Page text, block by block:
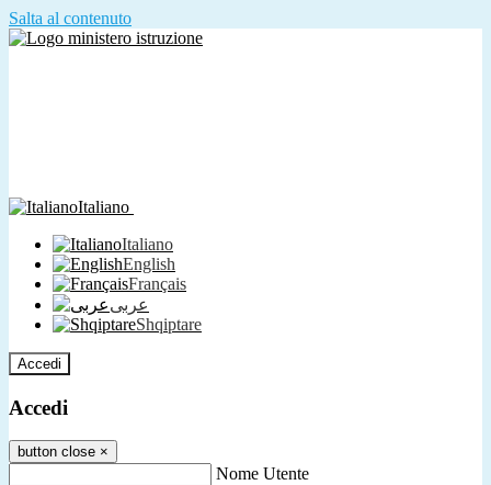
Salta al contenuto
Italiano
Italiano
English
Français
عربى
Shqiptare
Accedi
Accedi
button close ×
Nome Utente